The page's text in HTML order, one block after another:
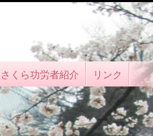
くら功労者紹介 リンク